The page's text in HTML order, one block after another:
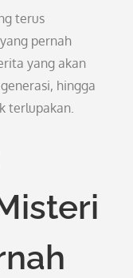
terus
pernah
yang akan
hingga
terlupakan.